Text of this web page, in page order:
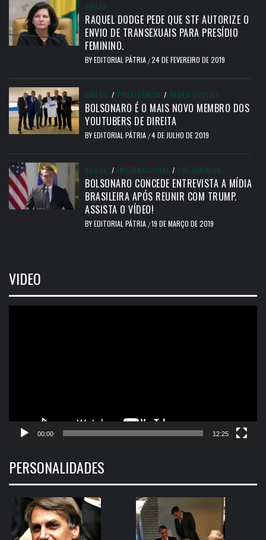
BRASIL
RAQUEL DODGE PEDE QUE STF AUTORIZE O
ENVIO DE TRANSEXUAIS PARA PRESÍDIO
FEMININO.
BYEDITORIAL PÁTRIA /24 DE FEVEREIRO DE 2019
BRASIL / PRESIDÊNCIA / REDES SOCIAIS
BOLSONARO É O MAIS NOVO MEMBRO DOS
YOUTUBERS DE DIREITA
BYEDITORIAL PÁTRIA /4 DE JULHO DE 2019
BRASIL / INTERNACIONAL / PRESIDÊNCIA
BOLSONARO CONCEDE ENTREVISTA A MÍDIA
BRASILEIRA APÓS REUNIR COM TRUMP.
ASSISTA O VÍDEO!
BYEDITORIAL PÁTRIA /19 DE MARÇO DE 2019
VIDEO
00:00 12:25
PERSONALIDADES